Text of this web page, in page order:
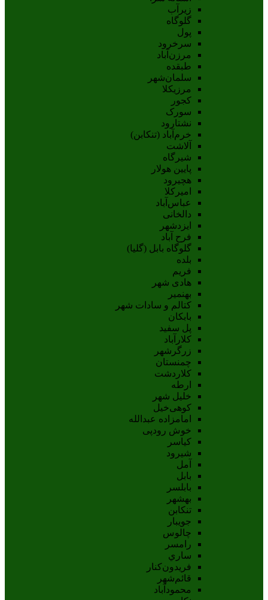
زیرآب
گلوگاه
پول
سرخرود
مرزن‌آباد
طبقده
سلمان‌شهر
مرزیکلا
کجور
سورک
نشتارود
خرم‌آباد (تنکابن)
آلاشت
شیرگاه
پایین هولار
هچیرود
امیرکلا
عباس‌آباد
دالخانی
ایزدشهر
فرح آباد
گلوگاه بابل (گلیا)
بلده
فریم
هادی شهر
بهنمیر
کتالم و سادات شهر
بابکان
پل سفید
کلارآباد
زرگرشهر
چمنستان
کلاردشت
ارطه
خلیل شهر
کوهی‌خیل
امامزاده عبدالله
خوش رودپی
کیاسر
شیرود
آمل
بابل
بابلسر
بهشهر
تنکابن
جويبار
چالوس
رامسر
ساري
فريدون‌کنار
قائم‌شهر
محمودآباد